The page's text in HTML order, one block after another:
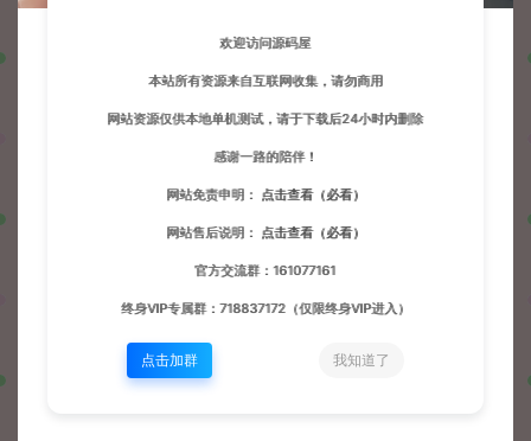
欢迎访问源码屋
本站所有资源来自互联网收集，请勿商用
网站资源仅供本地单机测试，请于下载后24小时内删除
感谢一路的陪伴！
网站免责申明： 点击查看（必看）
网站售后说明： 点击查看（必看）
官方交流群：161077161
终身VIP专属群：718837172（仅限终身VIP进入）
点击加群 我知道了